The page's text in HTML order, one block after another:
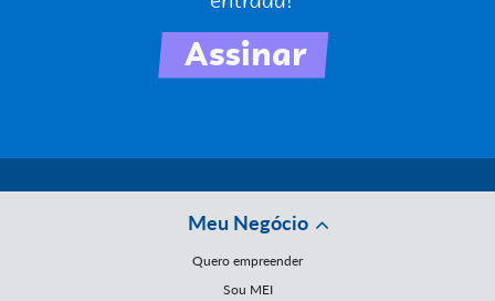
Meu Negócio
Quero empreender
Sou MEI